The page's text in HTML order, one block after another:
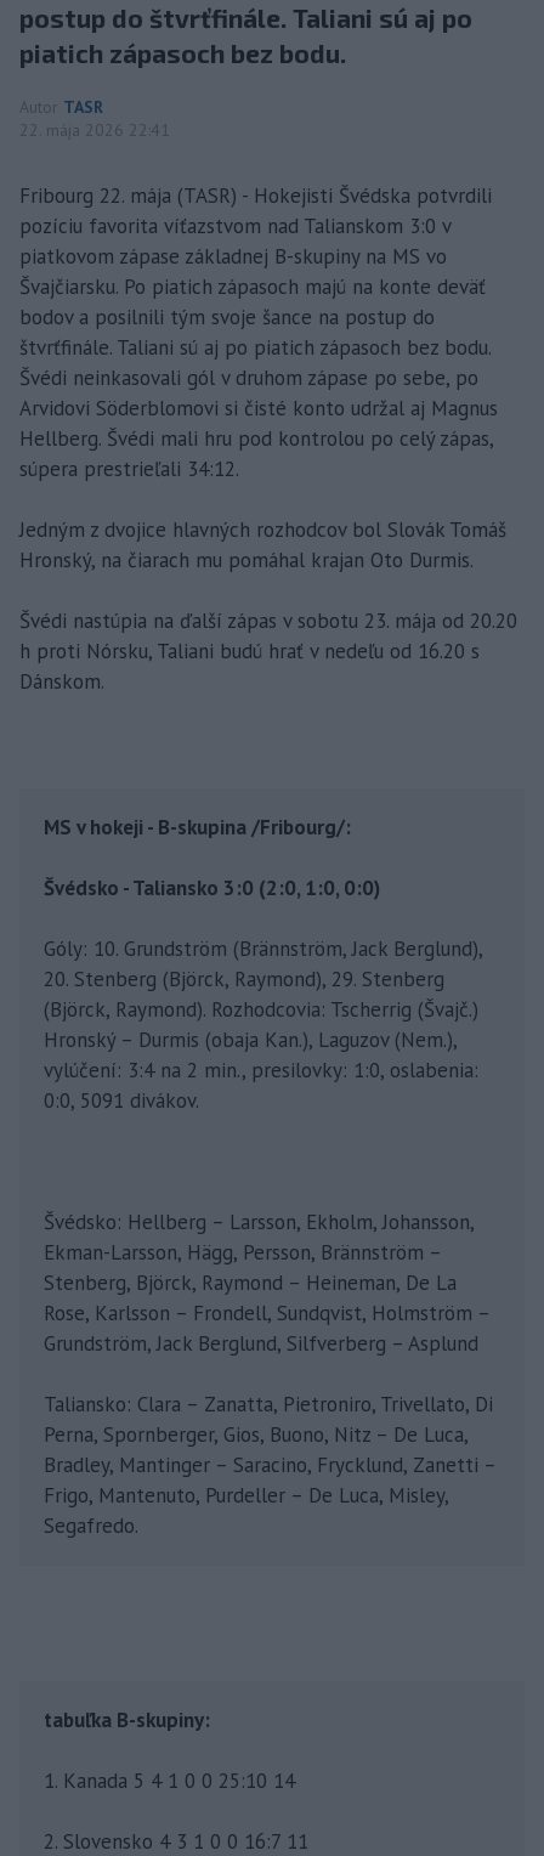
postup do štvrťfinále. Taliani sú aj po
piatich zápasoch bez bodu.
Autor TASR
22. mája 2026 22:41
Fribourg 22. mája (TASR) - Hokejisti Švédska potvrdili
pozíciu favorita víťazstvom nad Talianskom 3:0 v
piatkovom zápase základnej B-skupiny na MS vo
Švajčiarsku. Po piatich zápasoch majú na konte deväť
bodov a posilnili tým svoje šance na postup do
štvrťfinále. Taliani sú aj po piatich zápasoch bez bodu.
Švédi neinkasovali gól v druhom zápase po sebe, po
Arvidovi Söderblomovi si čisté konto udržal aj Magnus
Hellberg. Švédi mali hru pod kontrolou po celý zápas,
súpera prestrieľali 34:12.
Jedným z dvojice hlavných rozhodcov bol Slovák Tomáš
Hronský, na čiarach mu pomáhal krajan Oto Durmis.
Švédi nastúpia na ďalší zápas v sobotu 23. mája od 20.20
h proti Nórsku, Taliani budú hrať v nedeľu od 16.20 s
Dánskom.
MS v hokeji - B-skupina /Fribourg/:
Švédsko - Taliansko 3:0 (2:0, 1:0, 0:0)
Góly: 10. Grundström (Brännström, Jack Berglund),
20. Stenberg (Björck, Raymond), 29. Stenberg
(Björck, Raymond). Rozhodcovia: Tscherrig (Švajč.)
Hronský – Durmis (obaja Kan.), Laguzov (Nem.),
vylúčení: 3:4 na 2 min., presilovky: 1:0, oslabenia:
0:0, 5091 divákov.
Švédsko: Hellberg – Larsson, Ekholm, Johansson,
Ekman-Larsson, Hägg, Persson, Brännström –
Stenberg, Björck, Raymond – Heineman, De La
Rose, Karlsson – Frondell, Sundqvist, Holmström –
Grundström, Jack Berglund, Silfverberg – Asplund
Taliansko: Clara – Zanatta, Pietroniro, Trivellato, Di
Perna, Spornberger, Gios, Buono, Nitz – De Luca,
Bradley, Mantinger – Saracino, Frycklund, Zanetti –
Frigo, Mantenuto, Purdeller – De Luca, Misley,
Segafredo.
tabuľka B-skupiny:
1. Kanada 5 4 1 0 0 25:10 14
2. Slovensko 4 3 1 0 0 16:7 11